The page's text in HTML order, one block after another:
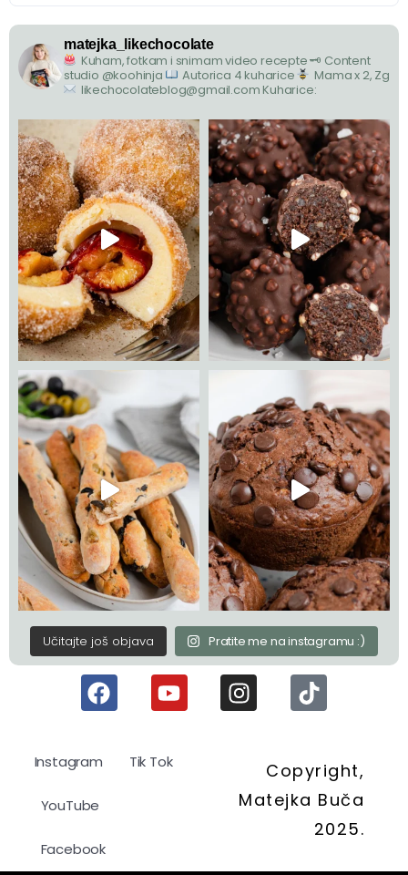
matejka_likechocolate
Kuham, fotkam i snimam video recepte🗝 Content
studio @koohinja
Autorica 4 kuharice
Mama x 2, Zg
likechocolateblog@gmail.com Kuharice:
Učitajte još objava Pratite me na instagramu :)
Instagram Tik Tok
YouTube
Facebook
Copyright,
Matejka Buča
2025.